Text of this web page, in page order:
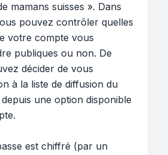
mamans suisses ». Dans
pouvez contrôler quelles
votre compte vous
publiques ou non. De
décider de vous
à la liste de diffusion du
une option disponible
est chiffré (par un